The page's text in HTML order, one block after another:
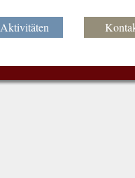
Aktivitäten